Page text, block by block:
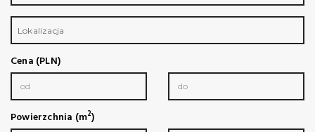
Lokalizacja
Cena (PLN)
Powierzchnia (m2)